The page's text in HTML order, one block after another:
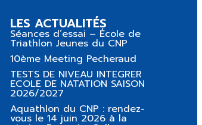
LES ACTUALITÉS
Séances d’essai – École de
Triathlon Jeunes du CNP
10ème Meeting Pecheraud
TESTS DE NIVEAU INTEGRER
ECOLE DE NATATION SAISON
2026/2027
Aquathlon du CNP : rendez-
vous le 14 juin 2026 à la